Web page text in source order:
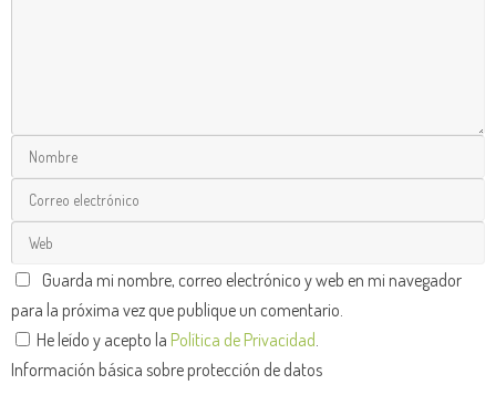
Guarda mi nombre, correo electrónico y web en mi navegador
para la próxima vez que publique un comentario.
He leído y acepto la Política de Privacidad
Información básica sobre protección de datos